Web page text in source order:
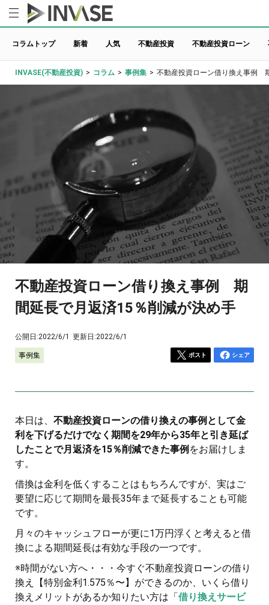
コラムトップ 新着 人気 不動産投資 不動産投資ローン
INVASE(不動産投資) > コラム > 事例集 > 不動産投資ローン借り換え事例
不動産投資ローン借り換え事例 期
間延長で月返済15％削減が決め手
公開日:2022/6/1 更新日:2022/6/1
事例集 ポスト シェア
本日は、 不動産投資ローンの借り換えの事例として金
利を下げるだけでなく期間を29年から35年と引き延ば
したことで月返済を15％削減できた事例 をお届けしま
す。
借換は金利を低くすることはもちろんですが、実はご
要望に応じて期間を最長35年まで延長することも可能
です。
月々のキャッシュフローが更に1万円浮くと考えると借
換による期間延長は有効な手段の一つです。
※時間がない方へ・・・今すぐ不動産投資ローンの借り
換え【特別金利1.575％〜】ができるのか、いくら借り
換えメリットがあるか知りたい方は「 借り換えサービ